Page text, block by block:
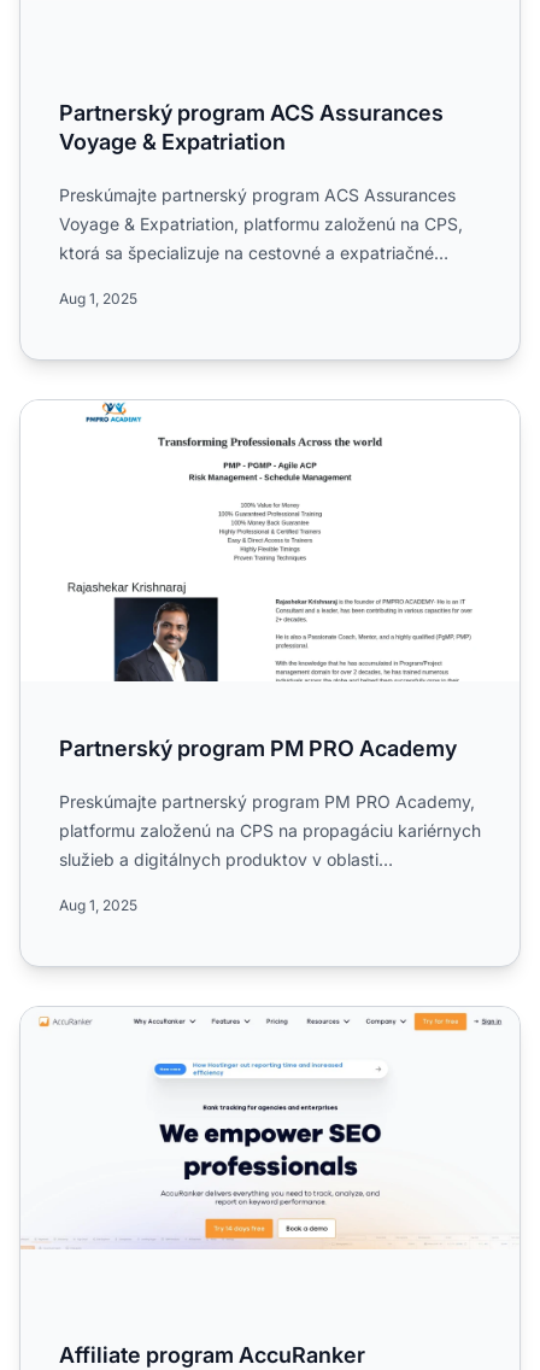
Partnerský program ACS Assurances
Voyage & Expatriation
Preskúmajte partnerský program ACS Assurances
Voyage & Expatriation, platformu založenú na CPS,
ktorá sa špecializuje na cestovné a expatriačné
Aug 1, 2025
Partnerský program PM PRO Academy
Partnerský program PM PRO Academy
Preskúmajte partnerský program PM PRO Academy,
platformu založenú na CPS na propagáciu kariérnych
služieb a digitálnych produktov v oblasti
Aug 1, 2025
Affiliate program AccuRanker
Affiliate program AccuRanker